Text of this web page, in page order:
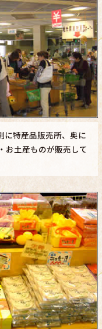
特産品販売所、奥に
お土産ものが販売して